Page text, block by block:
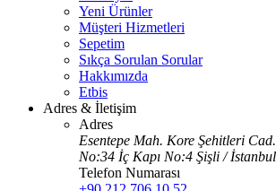
Yeni Ürünler
Müşteri Hizmetleri
Sepetim
Sıkça Sorulan Sorular
Hakkımızda
Etbis
Adres & İletişim
Adres
Esentepe Mah. Kore Şehitleri
No:34 İç Kapı No:4 Şişli / İstanbul
Telefon Numarası